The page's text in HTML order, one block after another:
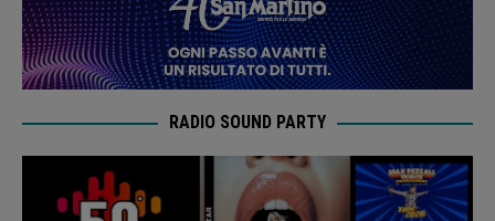
RADIO SOUND PARTY